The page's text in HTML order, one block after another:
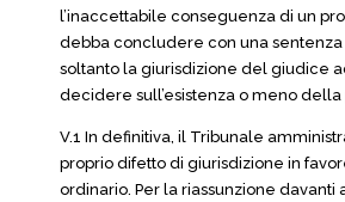
l’inaccettabile conseguenza di un
debba concludere con una
soltanto la giurisdizione del giudice
decidere sull’esistenza o meno della
V.1 In definitiva, il Tribunale
proprio difetto di giurisdizione in
ordinario. Per la riassunzione davanti